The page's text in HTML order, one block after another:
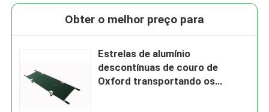
Obter o melhor preço para
Estrelas de alumínio
descontínuas de couro de
Oxford transportando os